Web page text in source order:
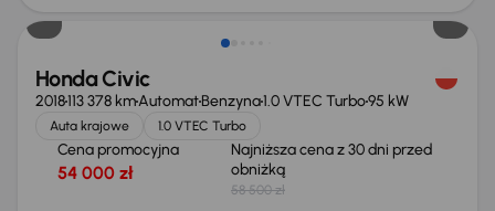
Honda Civic
2018113 378 kmAutomatBenzyna1.0 VTEC Turbo95 kW
Auta krajowe 1.0 VTEC Turbo
Cena promocyjna
54 000 zł
Najniższa cena z 30 dni przed
obniżką
58 500 zł